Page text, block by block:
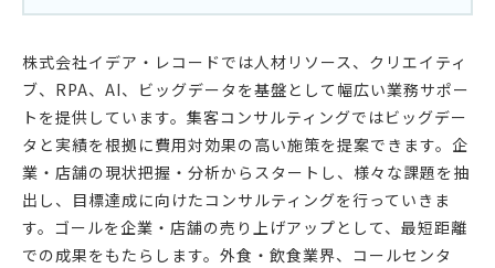
株式会社イデア・レコードでは人材リソース、クリエイティ
ブ、RPA、AI、ビッグデータを基盤として幅広い業務サポー
トを提供しています。集客コンサルティングではビッグデー
タと実績を根拠に費用対効果の高い施策を提案できます。企
業・店舗の現状把握・分析からスタートし、様々な課題を抽
出し、目標達成に向けたコンサルティングを行っていきま
す。ゴールを企業・店舗の売り上げアップとして、最短距離
での成果をもたらします。外食・飲食業界、コールセンタ